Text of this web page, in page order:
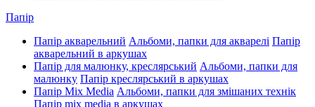
Папір
Папір акварельний Альбоми, папки для акварелі Папір
акварельний в аркушах
Папір для малюнку, креслярський Альбоми, папки для
малюнку Папір креслярський в аркушах
Папір Mix Media Альбоми, папки для змішаних технік
Папір mix media в аркушах